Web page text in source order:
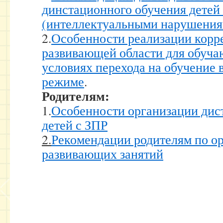
динстационного обучения
(интеллектуальными
2.Особенности реализации
развивающей области для
условиях перехода на
режиме.
Родителям:
1.Особенности организации
детей с ЗПР
2.Рекомендации родителям по
развивающих занятий